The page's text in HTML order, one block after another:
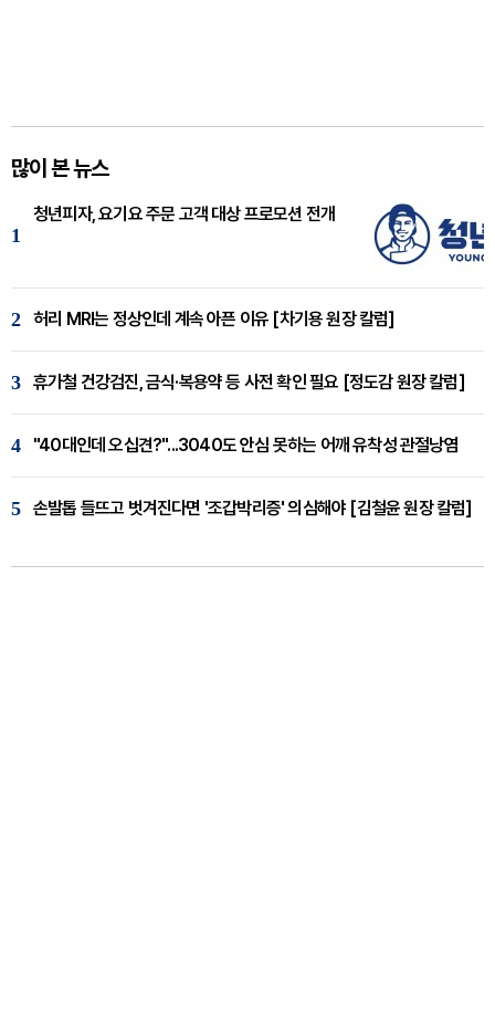
많이 본 뉴스
1
청년피자, 요기요 주문 고객 대상 프로모션 전개
2 허리 MRI는 정상인데 계속 아픈 이유 [차기용 원장 칼럼]
3 휴가철 건강검진, 금식·복용약 등 사전 확인 필요 [정도감 원장 칼럼]
4 "40대인데 오십견?"...3040도 안심 못하는 어깨 유착성 관절낭염
5 손발톱 들뜨고 벗겨진다면 '조갑박리증' 의심해야 [김철윤 원장 칼럼]